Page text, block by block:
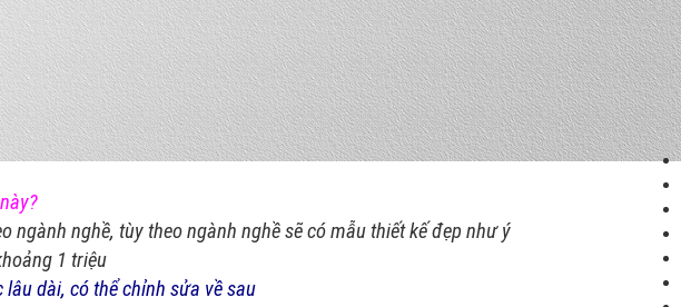
ngành nghề, tùy theo ngành nghề sẽ có mẫu thiết kế đẹp như ý
1 triệu
dài, có thể chỉnh sửa về sau